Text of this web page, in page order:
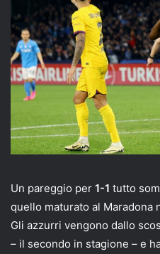
Un pareggio per 1-1 tutto
quello maturato al Maradona
Gli azzurri vengono dallo
– il secondo in stagione – e